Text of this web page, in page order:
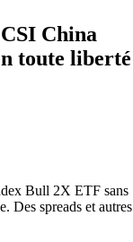
China
toute liberté
Bull 2X ETF sans
Des spreads et autres